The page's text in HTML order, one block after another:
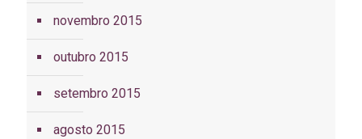
novembro 2015
outubro 2015
setembro 2015
agosto 2015